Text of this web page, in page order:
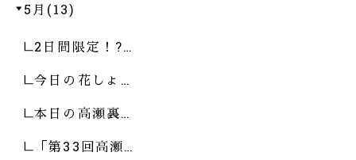
5月(13)
2日間限定！?…
今日の花しょ…
本日の高瀬裏…
「第33回高瀬…